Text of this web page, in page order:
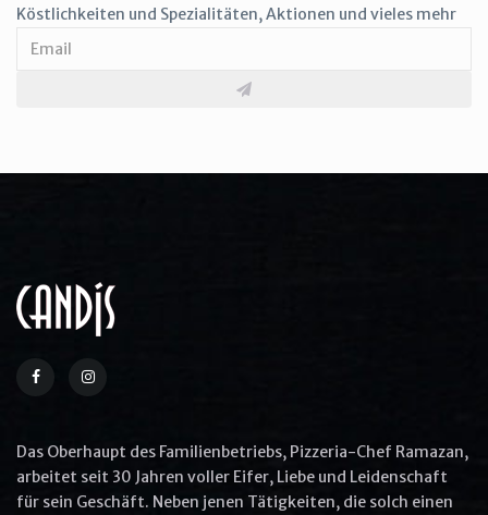
Köstlichkeiten und Spezialitäten, Aktionen und vieles mehr
Das Oberhaupt des Familienbetriebs, Pizzeria-Chef Ramazan,
arbeitet seit 30 Jahren voller Eifer, Liebe und Leidenschaft
für sein Geschäft. Neben jenen Tätigkeiten, die solch einen
Boy Breakfast
Commodo consequat aliquip